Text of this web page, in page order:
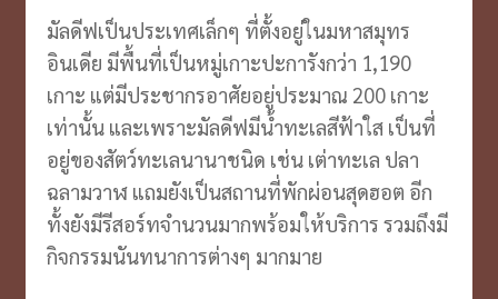
มัลดีฟเป็นประเทศเล็กๆ ที่ตั้งอยู่ในมหาสมุทร
อินเดีย มีพื้นที่เป็นหมู่เกาะปะการังกว่า 1,190
เกาะ แต่มีประชากรอาศัยอยู่ประมาณ 200 เกาะ
เท่านั้น และเพราะมัลดีฟมีน้ำทะเลสีฟ้าใส เป็นที่
อยู่ของสัตว์ทะเลนานาชนิด เช่น เต่าทะเล ปลา
ฉลามวาฬ แถมยังเป็นสถานที่พักผ่อนสุดฮอต อีก
ทั้งยังมีรีสอร์ทจำนวนมากพร้อมให้บริการ รวมถึงมี
กิจกรรมนันทนาการต่างๆ มากมาย